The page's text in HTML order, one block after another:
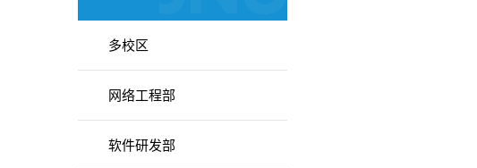
多校区
网络工程部
软件研发部